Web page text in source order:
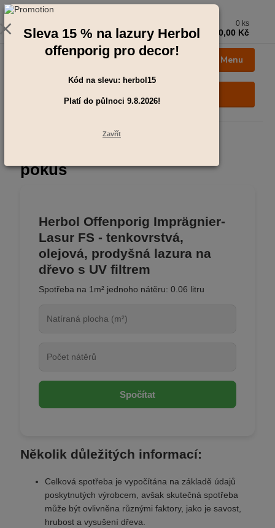
Menu
Po - Čt: 8:00 - 17:00, Pá: 8:00 - 14:30
0 ks
0,00 Kč
pokus
Herbol Offenporig Imprägnier-
Lasur FS - tenkovrstvá,
olejová, prodyšná lazura na
dřevo s UV filtrem
Spotřeba na 1m² jednoho nátěru: 0.06 litru
Spočítat
Několik důležitých informací:
Celková spotřeba je vypočítána na základě údajů
poskytnutých výrobcem, avšak skutečná spotřeba
může být ovlivněna různými faktory, jako je savost,
hrubost a vysušení dřeva.
Sleva 15 % na lazury Herbol
offenporig pro decor!
Kód na slevu: herbol15
Platí do půlnoci 9.8.2026!
Zavřít